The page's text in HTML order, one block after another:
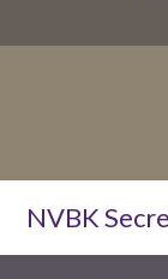
NVBK